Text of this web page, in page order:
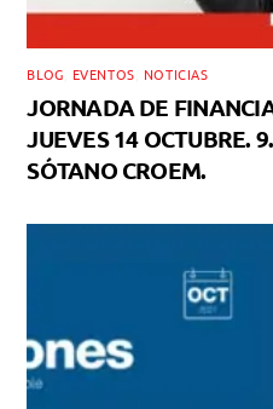
BLOG EVENTOS NOTICIAS
JORNADA DE
JUEVES 14 OCTUBRE.
SÓTANO CROEM.